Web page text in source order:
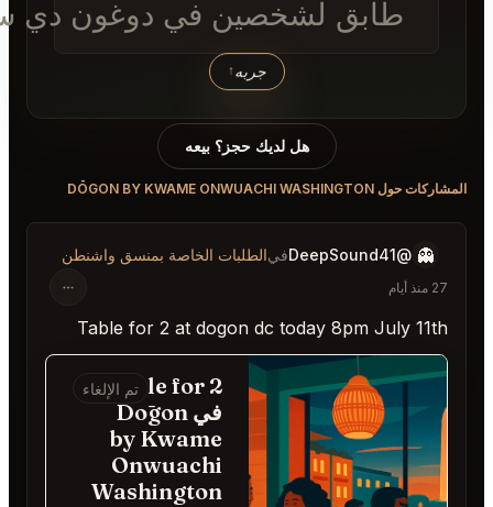
في دوغون دي سي اليوم الساعة 8
الخاصة بمنسق واشنطن
Table for 2 at
Table for 2
في Dōgon
by Kwame
Onwuachi
Washington
تم الإلغاء